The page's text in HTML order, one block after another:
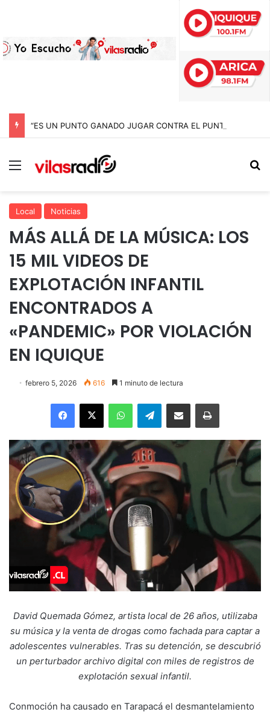
Menú
Local Noticias
MÁS ALLÁ DE LA MÚSICA: LOS
15 MIL VIDEOS DE
EXPLOTACIÓN INFANTIL
ENCONTRADOS A
«PANDEMIC» POR VIOLACIÓN
EN IQUIQUE
febrero 5, 2026 616 1 minuto de lectura
Facebook
X WhatsAppTelegramEnviar vía email Imprimir
David Quemada Gómez, artista local de 26 años, utilizaba
su música y la venta de drogas como fachada para captar a
adolescentes vulnerables. Tras su detención, se descubrió
un perturbador archivo digital con miles de registros de
explotación sexual infantil.
Conmoción ha causado en Tarapacá el desmantelamiento